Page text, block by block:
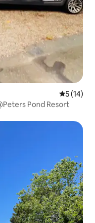
Середня
5 (14)
Pond Resort